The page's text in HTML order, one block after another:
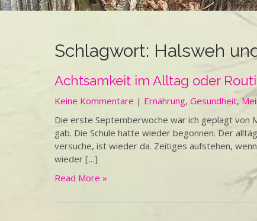
Schlagwort: Halsweh
Achtsamkeit im Alltag oder
Keine Kommentare | Ernährung, Gesundheit,
Die erste Septemberwoche war ich geplagt von
gab. Die Schule hatte wieder begonnen. Der
versuche, ist wieder da. Zeitiges aufstehen,
wieder […]
Read More »